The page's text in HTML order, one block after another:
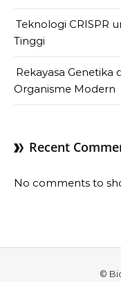
Teknologi CRISPR
Tinggi
Rekayasa
Organisme Modern
Recent
No comments to
©